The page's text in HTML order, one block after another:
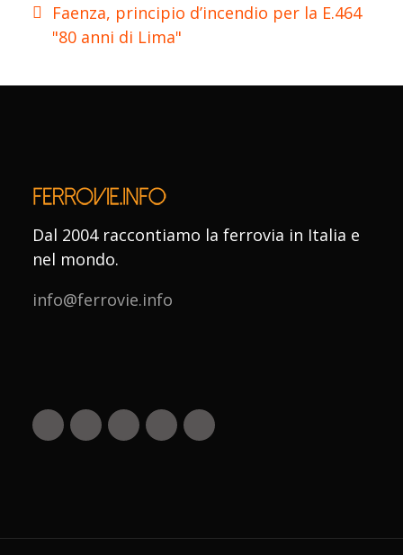
Faenza, principio d’incendio per la E.464
"80 anni di Lima"
Dal 2004 raccontiamo la ferrovia in Italia e
nel mondo.
info@ferrovie.info